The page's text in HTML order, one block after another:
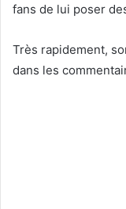
fans de lui poser
Très rapidement,
dans les